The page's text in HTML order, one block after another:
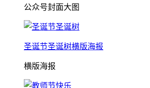
公众号封面大图
圣诞节圣诞树横版海报
横版海报